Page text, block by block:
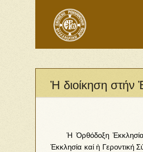
Ἡ διοίκηση στήν
Ἡ Ὀρθόδοξη Ἐκκλησία
Ἐκκλησία καί ἡ Γεροντική